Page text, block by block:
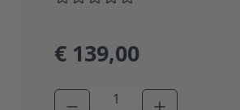
€ 139,00
Aantal